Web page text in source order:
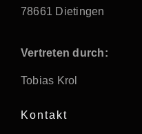
78661 Dietingen
Vertreten durch:
Tobias Krol
Kontakt